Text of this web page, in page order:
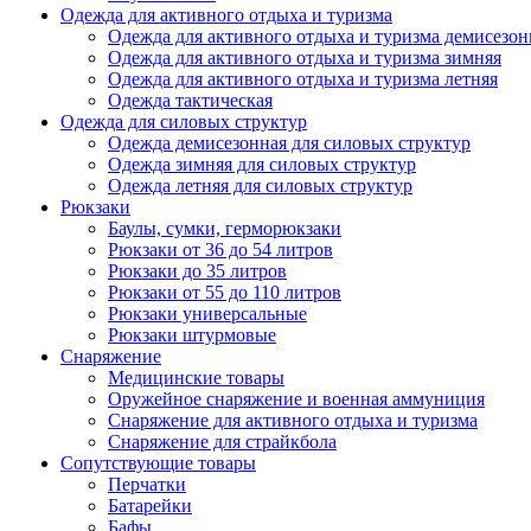
Одежда для активного отдыха и туризма
Одежда для активного отдыха и туризма
Одежда для активного отдыха и туризма зимняя
Одежда для активного отдыха и туризма летняя
Одежда тактическая
Одежда для силовых структур
Одежда демисезонная для силовых структур
Одежда зимняя для силовых структур
Одежда летняя для силовых структур
Рюкзаки
Баулы, сумки, герморюкзаки
Рюкзаки от 36 до 54 литров
Рюкзаки до 35 литров
Рюкзаки от 55 до 110 литров
Рюкзаки универсальные
Рюкзаки штурмовые
Снаряжение
Медицинские товары
Оружейное снаряжение и военная аммуниция
Снаряжение для активного отдыха и туризма
Снаряжение для страйкбола
Сопутствующие товары
Перчатки
Батарейки
Бафы